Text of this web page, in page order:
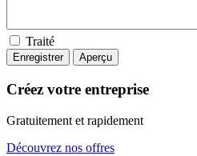
Traité
Créez votre entreprise
Gratuitement et rapidement
Découvrez nos offres